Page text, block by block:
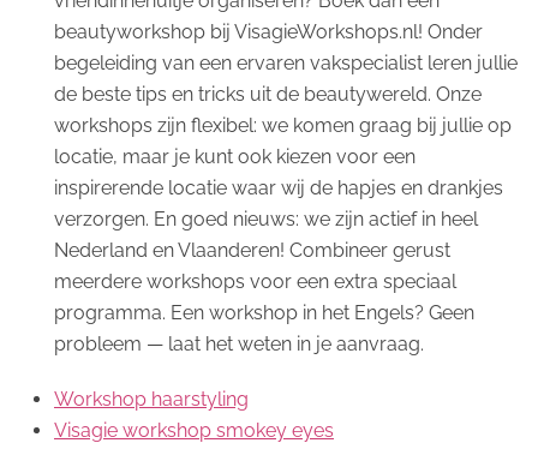
beautyworkshop bij VisagieWorkshops.nl! Onder
begeleiding van een ervaren vakspecialist leren jullie
de beste tips en tricks uit de beautywereld. Onze
workshops zijn flexibel: we komen graag bij jullie op
locatie, maar je kunt ook kiezen voor een
inspirerende locatie waar wij de hapjes en drankjes
verzorgen. En goed nieuws: we zijn actief in heel
Nederland en Vlaanderen! Combineer gerust
meerdere workshops voor een extra speciaal
programma. Een workshop in het Engels? Geen
probleem — laat het weten in je aanvraag.
Workshop haarstyling
Visagie workshop smokey eyes